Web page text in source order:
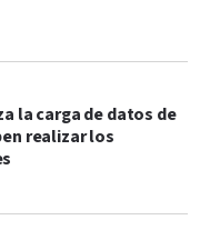
la carga de datos de
realizar los